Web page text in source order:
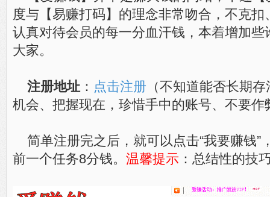
度与【易赚打码】的理念非常吻合，不克
认真对待会员的每一分血汗钱，本着增加
大家。
注册地址 ： 点击注册 （不知道能否长期
机会、把握现在，珍惜手中的账号、不要作
简单注册完之后，就可以点击“我要赚钱”
前一个任务8分钱。 温馨提示 ：总结性的技